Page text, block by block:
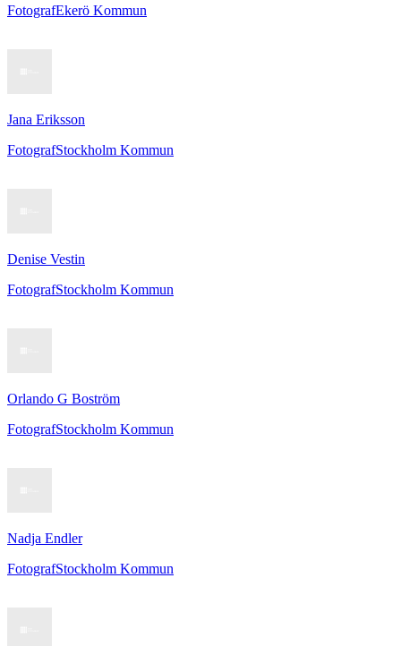
FotografEkerö Kommun
Jana Eriksson
FotografStockholm Kommun
Denise Vestin
FotografStockholm Kommun
Orlando G Boström
FotografStockholm Kommun
Nadja Endler
FotografStockholm Kommun